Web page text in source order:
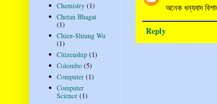
অনেক ধন্যবাদ
Reply
Chemistry (1)
Chetan Bhagat
(1)
Chien-Shiung Wu
(1)
Citizenship (1)
Colombo (5)
Computer (1)
Computer
Science (1)